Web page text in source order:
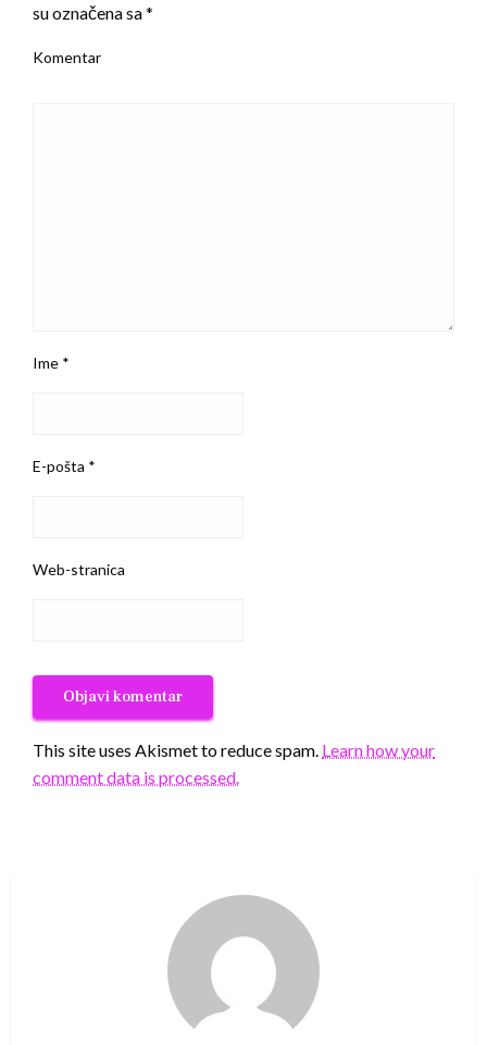
su označena sa*
Komentar
Ime *
E-pošta *
Web-stranica
This site uses Akismet to reduce spam. Learn how your
comment data is processed.